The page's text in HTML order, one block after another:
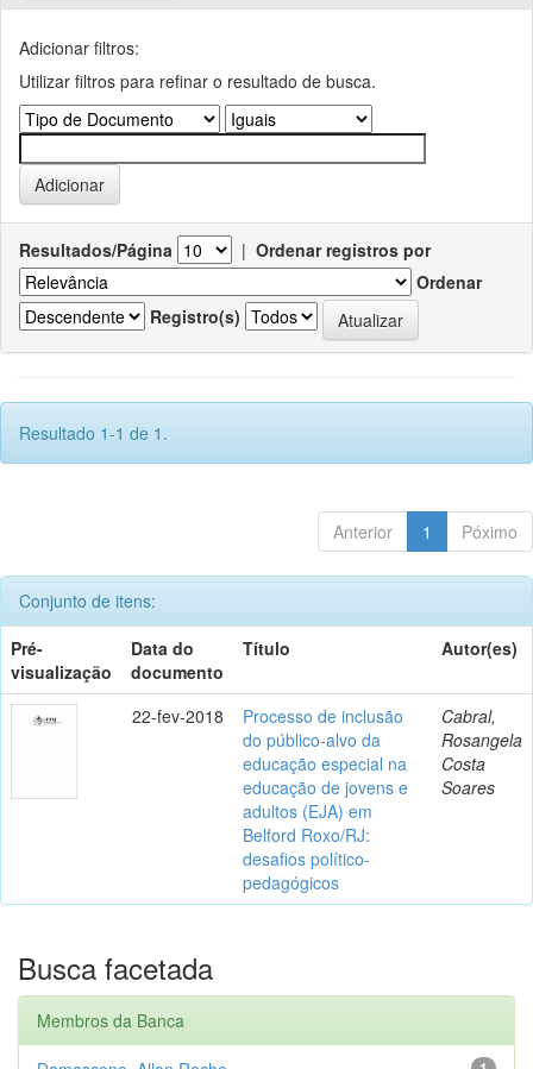
Adicionar filtros:
Utilizar filtros para refinar o resultado de busca.
Resultados/Página | Ordenar registros por
Ordenar
Registro(s)
Resultado 1-1 de 1.
Anterior 1 Póximo
Conjunto de itens:
Pré-
visualização
Data do
documento
Título Autor(es)
22-fev-2018
Processo de inclusão
do público-alvo da
educação especial na
educação de jovens e
adultos (EJA) em
Belford Roxo/RJ:
desafios político-
pedagógicos
Cabral,
Rosangela
Costa
Soares
Busca facetada
Membros da Banca